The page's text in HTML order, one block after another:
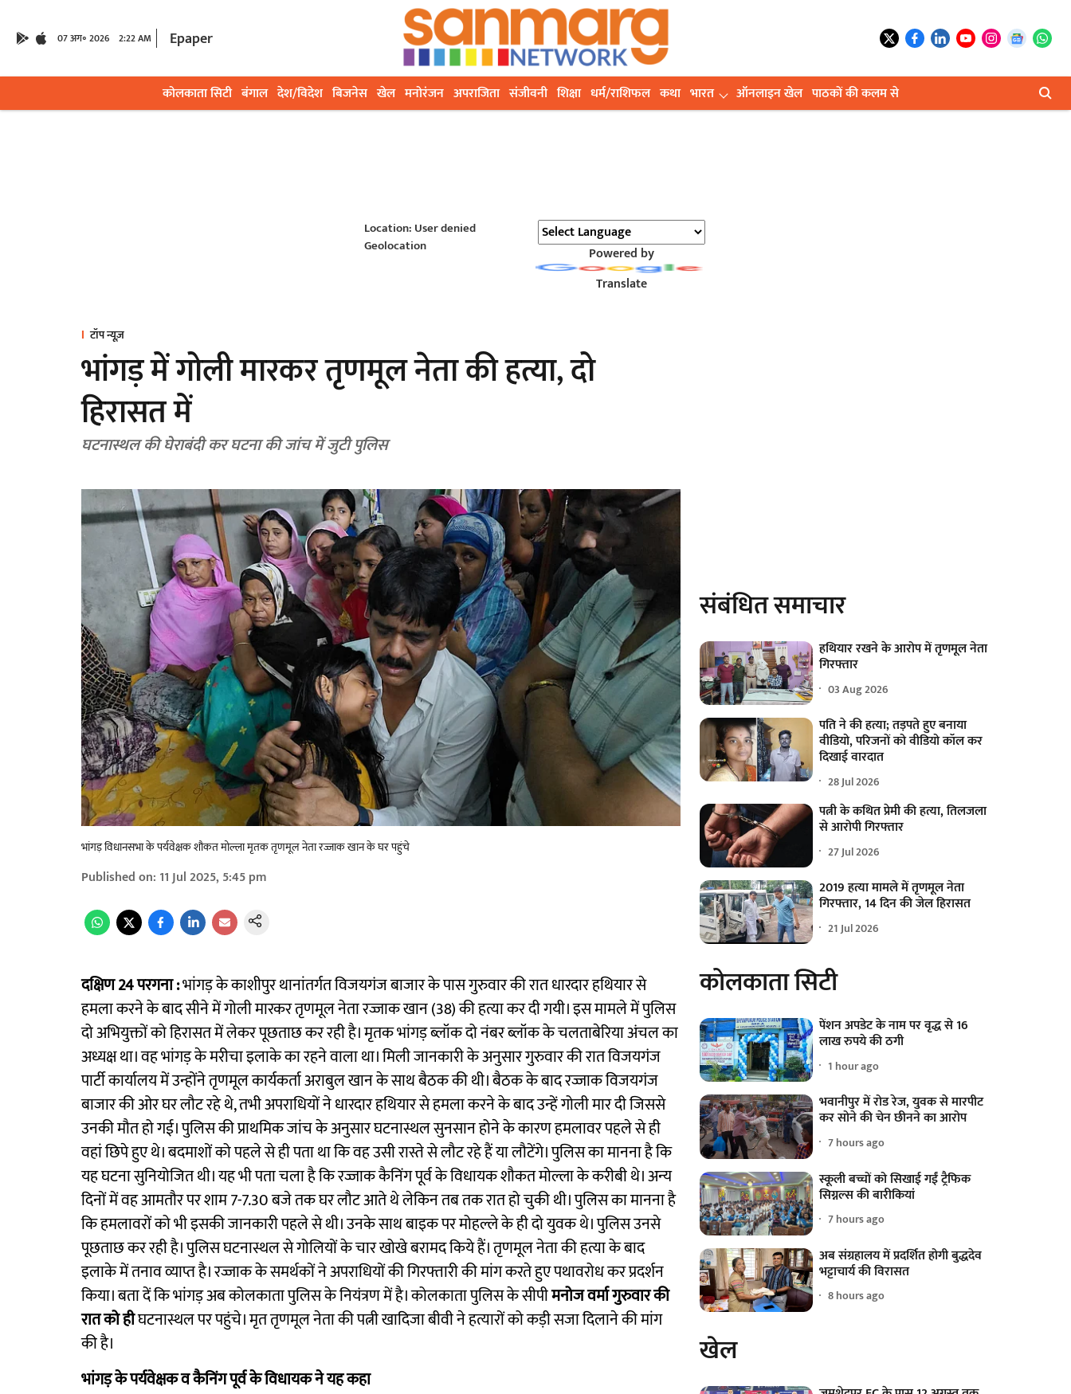
07 अग॰ 2026 2:22 AM Epaper
कोलकाता सिटी बंगाल देश/विदेश बिजनेस खेल मनोरंजन अपराजिता संजीवनी शिक्षा धर्म/राशिफल कथा भारत ऑनलाइन खेल पाठकों की कलम से
Location: User denied
Geolocation
Powered by
Translate
टॉप न्यूज़
भांगड़ में गोली मारकर तृणमूल नेता की हत्या, दो
हिरासत में
घटनास्थल की घेराबंदी कर घटना की जांच में जुटी पुलिस
भांगड़ विधानसभा के पर्यवेक्षक शौकत मोल्ला मृतक तृणमूल नेता रज्जाक खान के घर पहुंचे
Published on: 11 Jul 2025, 5:45 pm
दक्षिण 24 परगना :भांगड़ के काशीपुर थानांतर्गत विजयगंज बाजार के पास गुरुवार की रात धारदार हथियार से
हमला करने के बाद सीने में गोली मारकर तृणमूल नेता रज्जाक खान (38) की हत्या कर दी गयी। इस मामले में पुलिस
दो अभियुक्तों को हिरासत में लेकर पूछताछ कर रही है। मृतक भांगड़ ब्लॉक दो नंबर ब्लॉक के चलताबेरिया अंचल का
अध्यक्ष था। वह भांगड़ के मरीचा इलाके का रहने वाला था। मिली जानकारी के अनुसार गुरुवार की रात विजयगंज
पार्टी कार्यालय में उन्होंने तृणमूल कार्यकर्ता अराबुल खान के साथ बैठक की थी। बैठक के बाद रज्जाक विजयगंज
बाजार की ओर घर लौट रहे थे, तभी अपराधियों ने धारदार हथियार से हमला करने के बाद उन्हें गोली मार दी जिससे
उनकी मौत हो गई। पुलिस की प्राथमिक जांच के अनुसार घटनास्थल सुनसान होने के कारण हमलावर पहले से ही
वहां छिपे हुए थे। बदमाशों को पहले से ही पता था कि वह उसी रास्ते से लौट रहे हैं या लौटेंगे। पुलिस का मानना है कि
यह घटना सुनियोजित थी। यह भी पता चला है कि रज्जाक कैनिंग पूर्व के विधायक शौकत मोल्ला के करीबी थे। अन्य
दिनों में वह आमतौर पर शाम 7-7.30 बजे तक घर लौट आते थे लेकिन तब तक रात हो चुकी थी। पुलिस का मानना है
कि हमलावरों को भी इसकी जानकारी पहले से थी। उनके साथ बाइक पर मोहल्ले के ही दो युवक थे। पुलिस उनसे
पूछताछ कर रही है। पुलिस घटनास्थल से गोलियों के चार खोखे बरामद किये हैं। तृणमूल नेता की हत्या के बाद
इलाके में तनाव व्याप्त है। रज्जाक के समर्थकों ने अपराधियों की गिरफ्तारी की मांग करते हुए पथावरोध कर प्रदर्शन
किया। बता दें कि भांगड़ अब कोलकाता पुलिस के नियंत्रण में है। कोलकाता पुलिस के सीपीमनोज वर्मा गुरुवार की
रात को हीघटनास्थल पर पहुंचे। मृत तृणमूल नेता की पत्नी खादिजा बीवी ने हत्यारों को कड़ी सजा दिलाने की मांग
की है।
भांगड़ के पर्यवेक्षक व कैनिंग पूर्व के विधायक ने यह कहा
संबंधित समाचार
हथियार रखने के आरोप में तृणमूल नेता
गिरफ्तार
03 Aug 2026
पति ने की हत्या; तड़पते हुए बनाया
वीडियो, परिजनों को वीडियो कॉल कर
दिखाई वारदात
28 Jul 2026
पत्नी के कथित प्रेमी की हत्या, तिलजला
से आरोपी गिरफ्तार
27 Jul 2026
2019 हत्या मामले में तृणमूल नेता
गिरफ्तार, 14 दिन की जेल हिरासत
21 Jul 2026
कोलकाता सिटी
पेंशन अपडेट के नाम पर वृद्ध से 16
लाख रुपये की ठगी
1 hour ago
भवानीपुर में रोड रेज, युवक से मारपीट
कर सोने की चेन छीनने का आरोप
7 hours ago
स्कूली बच्चों को सिखाई गईं ट्रैफिक
सिग्नल्स की बारीकियां
7 hours ago
अब संग्रहालय में प्रदर्शित होगी बुद्धदेव
भट्टाचार्य की विरासत
8 hours ago
खेल